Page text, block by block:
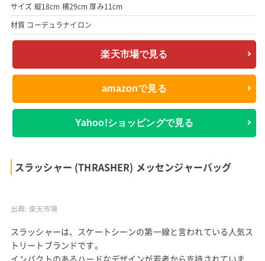
サイズ 縦18cm 横29cm 厚み11cm
材質 コーデュラナイロン
楽天市場で見る
amazonで見る
Yahoo!ショッピングで見る
スラッシャー (THRASHER) メッセンジャーバッグ
出典: 楽天市場
スラッシャーは、スケートシーンの第一線と言われている人気ス
トリートブランドです。
インパクトのあるハードなデザインが若者から支持されていま